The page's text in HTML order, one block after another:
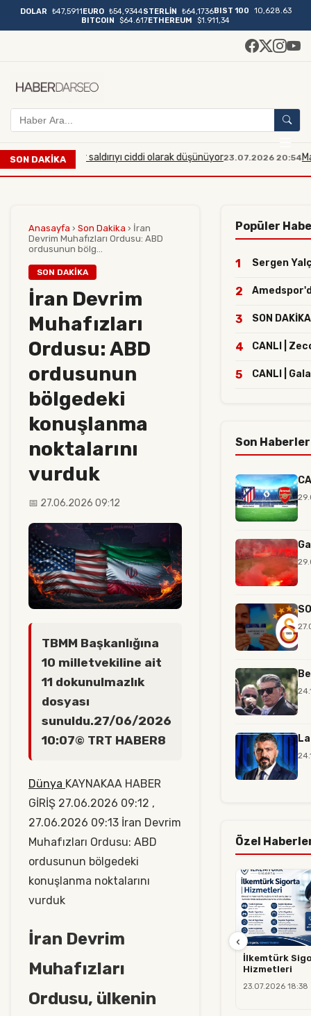
DOLAR ₺47,5911EURO ₺54,9344STERLİN ₺64,1736BIST 100
10,628.63
BITCOIN
$64.617ETHEREUM $1.911,34
SON DAKİKA
bir saldırıyı ciddi olarak düşünüyor 23.07.2026 20:54Manisa'da
Anasayfa › Son Dakika › İran
Devrim Muhafızları Ordusu: ABD
ordusunun bölg...
SON DAKIKA
İran Devrim
Muhafızları
Ordusu: ABD
ordusunun
bölgedeki
konuşlanma
noktalarını
vurduk
📅 27.06.2026 09:12
TBMM Başkanlığına
10 milletvekiline ait
11 dokunulmazlık
dosyası
sunuldu.27/06/2026
10:07© TRT HABER8
Dünya KAYNAKAA HABER
GİRİŞ 27.06.2026 09:12 ,
27.06.2026 09:13 İran Devrim
Muhafızları Ordusu: ABD
ordusunun bölgedeki
konuşlanma noktalarını
vurduk
İran Devrim
Muhafızları
Ordusu, ülkenin
Popüler
1 Sergen
2
3 SON
4 CANLI |
5 CANLI |
Son Haberler
Özel
İlkemtürk
Hizmetleri
23.07.2026 18:38
‹